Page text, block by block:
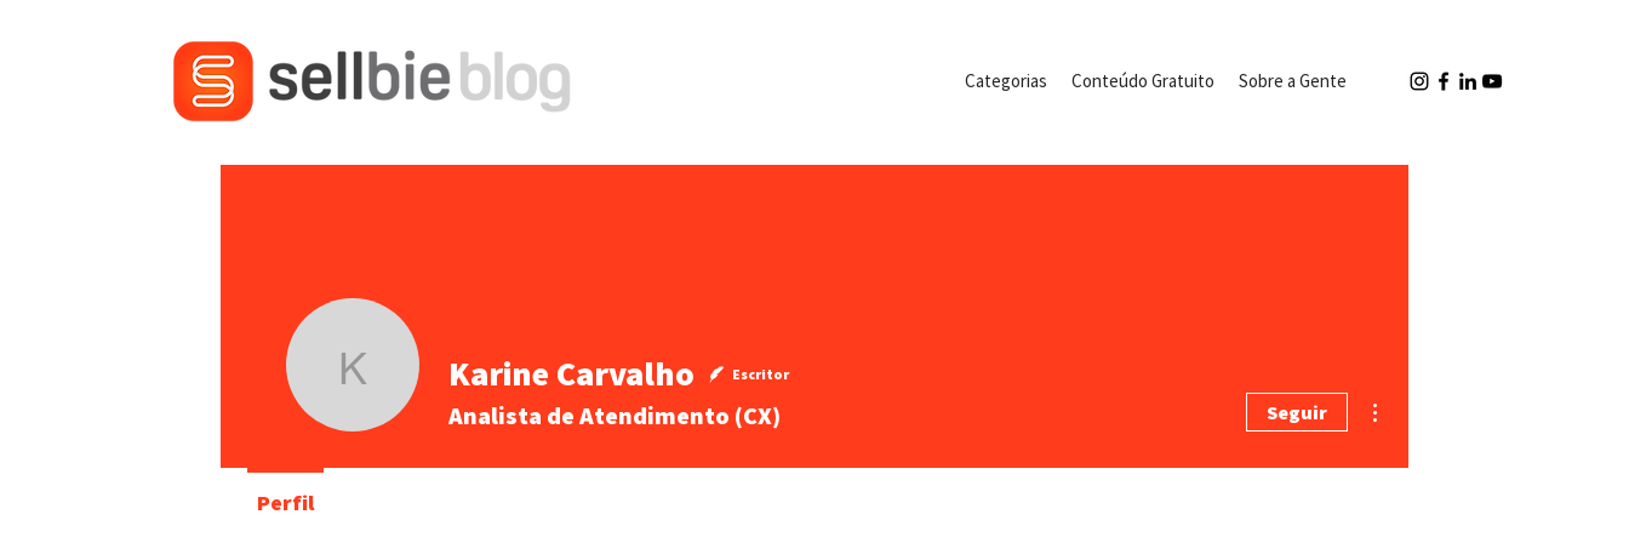
Categorias Conteúdo Gratuito Sobre a Gente
Karine Carvalho
Karine Carvalho Escritor
Analista de Atendimento (CX) Seguir
Perfil